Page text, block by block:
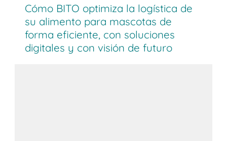
Cómo BITO optimiza la logística de
su alimento para mascotas de
forma eficiente, con soluciones
digitales y con visión de futuro